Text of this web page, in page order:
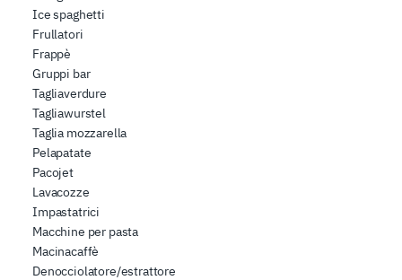
Ice spaghetti
Frullatori
Frappè
Gruppi bar
Tagliaverdure
Tagliawurstel
Taglia mozzarella
Pelapatate
Pacojet
Lavacozze
Impastatrici
Macchine per pasta
Macinacaffè
Denocciolatore/estrattore